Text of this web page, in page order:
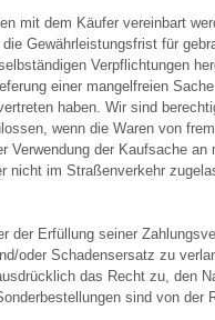
mit dem Käufer vereinbart
Gewährleistungsfrist für
Verpflichtungen
einer mangelfreien
haben. Wir sind
wenn die Waren von
der Kaufsache
im Straßenverkehr
der Erfüllung seiner
oder Schadensersatz zu
das Recht zu, den
sind von der